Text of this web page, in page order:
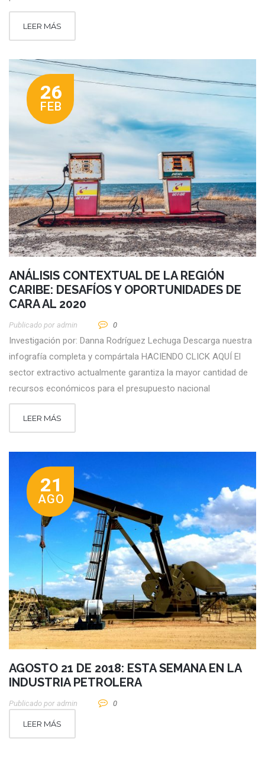
LEER MÁS
26
FEB
ANÁLISIS CONTEXTUAL DE LA REGIÓN
CARIBE: DESAFÍOS Y OPORTUNIDADES DE
CARA AL 2020
Publicado por Admin 0
Investigación por: Danna Rodríguez Lechuga Descarga nuestra
infografía completa y compártala HACIENDO CLICK AQUÍ El
sector extractivo actualmente garantiza la mayor cantidad de
recursos económicos para el presupuesto nacional
LEER MÁS
21
AGO
AGOSTO 21 DE 2018: ESTA SEMANA EN LA
INDUSTRIA PETROLERA
Publicado por Admin 0
LEER MÁS